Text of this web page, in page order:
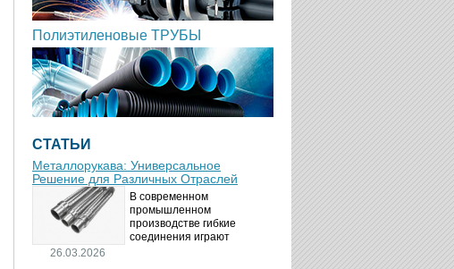
Полиэтиленовые ТРУБЫ
СТАТЬИ
Металлорукава: Универсальное
Решение для Различных Отраслей
26.03.2026
В современном
промышленном
производстве гибкие
соединения играют